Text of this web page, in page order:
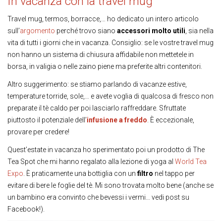
Travel mug, termos, borracce,… ho dedicato un intero articolo
sull’argomento perché trovo siano accessori molto utili , sia nella
vita di tutti i giorni che in vacanza. Consiglio: se le vostre travel mug
non hanno un sistema di chiusura affidabile non mettetele in
borsa, in valigia o nelle zaino piene ma preferite altri contenitori.
Altro suggerimento: se stiamo parlando di vacanze estive,
temperature torride, sole,… e avete voglia di qualcosa di fresco non
preparate il tè caldo per poi lasciarlo raffreddare. Sfruttate
piuttosto il potenziale dell’infusione a freddo . È eccezionale,
provare per credere!
Quest’estate in vacanza ho sperimentato poi un prodotto di The
Tea Spot che mi hanno regalato alla lezione di yoga al World Tea
Expo . È praticamente una bottiglia con unfiltro nel tappo per
evitare di bere le foglie del tè. Mi sono trovata molto bene (anche se
un bambino era convinto che bevessi i vermi… vedi post su
Facebook!).